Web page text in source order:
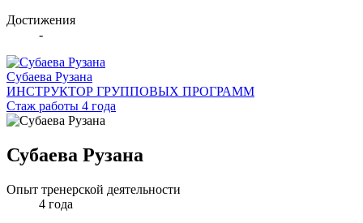
Достижения
-
Субаева Рузана
ИНСТРУКТОР ГРУППОВЫХ ПРОГРАММ
Стаж работы 4 года
Субаева Рузана
Опыт тренерской деятельности
4 года